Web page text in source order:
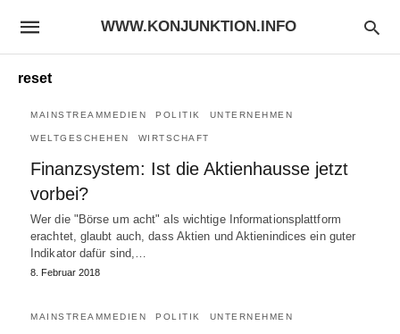
WWW.KONJUNKTION.INFO
reset
MAINSTREAMMEDIEN POLITIK UNTERNEHMEN
WELTGESCHEHEN WIRTSCHAFT
Finanzsystem: Ist die Aktienhausse jetzt
vorbei?
Wer die "Börse um acht" als wichtige Informationsplattform
erachtet, glaubt auch, dass Aktien und Aktienindices ein guter
Indikator dafür sind,…
8. Februar 2018
MAINSTREAMMEDIEN POLITIK UNTERNEHMEN